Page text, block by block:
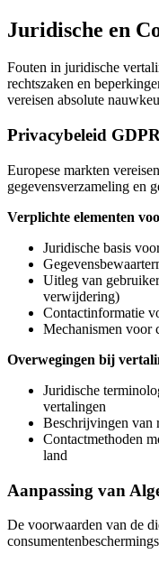
Juridische en
Fouten in juridische
rechtszaken en
vereisen absolute
Privacybeleid
Europese markten
gegevensverzameling en
Verplichte elementen
Juridische basis
Uitleg van
verwijdering)
Contactinformatie
Mechanismen voor
Overwegingen bij
Juridische
vertalingen
Beschrijvingen van
Contactmethoden
land
Aanpassing van
De voorwaarden van de